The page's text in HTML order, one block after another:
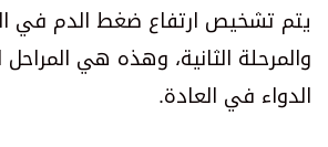
يتم تشخيص ارتفاع ضغط الدم في
والمرحلة الثانية، وهذه هي
الدواء في العادة.